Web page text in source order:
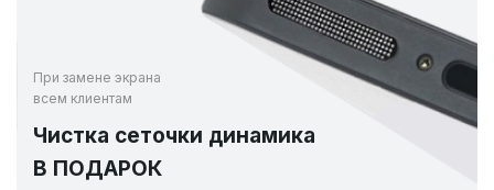
При замене экрана
всем клиентам
Чистка сеточки динамика
В ПОДАРОК